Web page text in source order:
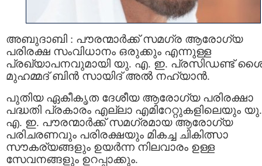
അബുദാബി : പൗരന്മാർക്ക് സമഗ്ര ആരോഗ്യ
പരിരക്ഷ സംവിധാനം ഒരുക്കും എന്നുള്ള
പ്രഖ്യാപനവുമായി യു. എ. ഇ. പ്രസിഡണ്ട്
മുഹമ്മദ് ബിൻ സായിദ് അൽ നഹ്യാൻ.
പുതിയ ഏകീകൃത ദേശീയ ആരോഗ്യ പരിരക്ഷാ
പദ്ധതി പ്രകാരം എല്ലാ എമിറേറ്റുകളിലെയും യു.
എ. ഇ. പൗരന്മാർക്ക് സമഗ്രമായ ആരോഗ്യ
പരിചരണവും പരിരക്ഷയും മികച്ച ചികിത്സാ
സൗകര്യങ്ങളും ഉയർന്ന നിലവാരം ഉള്ള
സേവനങ്ങളും ഉറപ്പാക്കും.